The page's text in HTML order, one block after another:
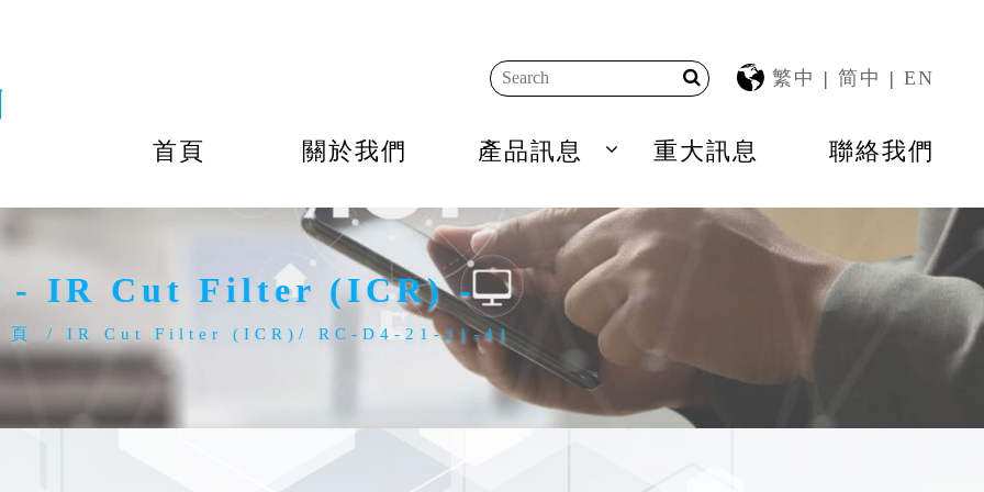
繁中 | 简中 | EN
首頁 關於我們 產品訊息 重大訊息 聯絡我們
- IR Cut Filter (ICR) -
頁 IR Cut Filter (ICR) RC-D4-21-21-41